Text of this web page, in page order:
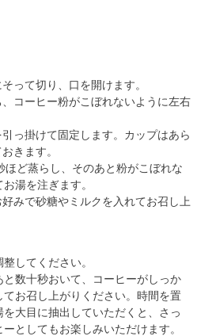
って切り、口を開けます。
コーヒー粉がこぼれないように左右
っ掛けて固定します。カップはあら
きます。
ど蒸らし、そのあと粉がこぼれな
湯を注ぎます。
みで砂糖やミルクを入れてお召し上
してください。
数十秒おいて、コーヒーがしっか
お召し上がりください。時間を置
大目に抽出していただくと、さっ
としてもお楽しみいただけます。